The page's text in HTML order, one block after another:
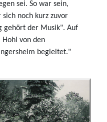
sei. So war sein,
noch kurz zuvor
gehört der Musik". Auf
von den
begleitet."